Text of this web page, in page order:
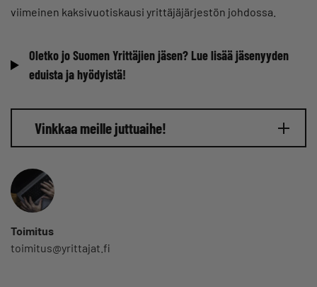
viimeinen kaksivuotiskausi yrittäjäjärjestön johdossa.
Oletko jo Suomen Yrittäjien jäsen? Lue lisää jäsenyyden
eduista ja hyödyistä!
Vinkkaa meille juttuaihe!
Toimitus
toimitus@yrittajat.fi